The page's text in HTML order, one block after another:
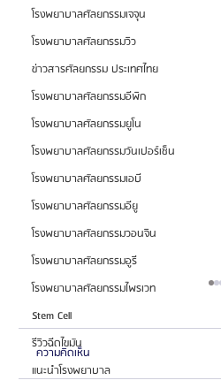
โรงพยาบาลศัลยกรรมเจจุน
โรงพยาบาลศัลยกรรมวิว
ข่าวสารศัลยกรรม ประเทศไทย
โรงพยาบาลศัลยกรรมอีพิก
โรงพยาบาลศัลยกรรมยูโน
โรงพยาบาลศัลยกรรมวันเปอร์เซ็น
โรงพยาบาลศัลยกรรมเอบี
โรงพยาบาลศัลยกรรมอียู
โรงพยาบาลศัลยกรรมวอนจิน
โรงพยาบาลศัลยกรรมอูรี
โรงพยาบาลศัลยกรรมไพรเวท
Stem Cell
รีวิวฉีดไขมัน
แนะนำโรงพยาบาล
ความคิดเห็น